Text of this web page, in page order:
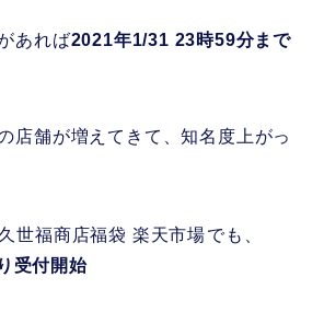
あれば2021年1/31 23時59分まで
店舗が増えてきて、知名度上がっ
世福商店福袋 楽天市場でも、
受付開始